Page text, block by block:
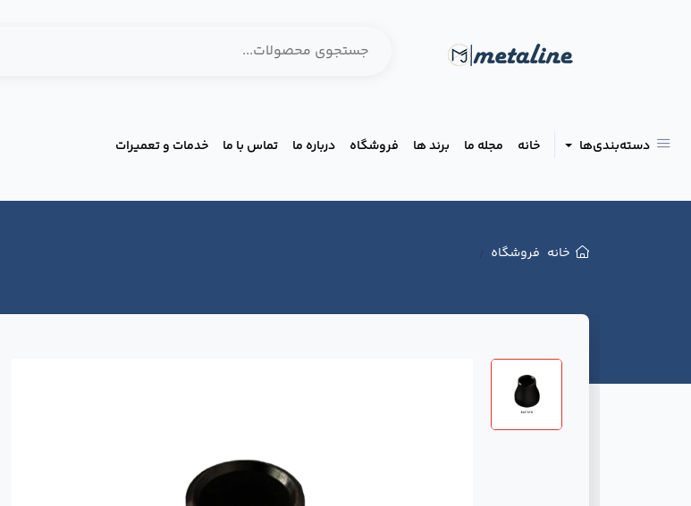
دسته‌بندی‌ها خانه مجله ما برند ها فروشگاه درباره ما تماس با ما خدمات و تعمیرات
خانه فروشگاه